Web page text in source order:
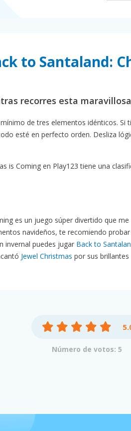
to Santaland:
recorres esta
de tres elementos idénticos. Si
esté en perfecto orden. Desliza
is Coming en Play123 tiene una
es un juego súper divertido que
navideños, te recomiendo probar
invernal puedes jugar Back to
Jewel Christmas por sus
Número de votos: 5